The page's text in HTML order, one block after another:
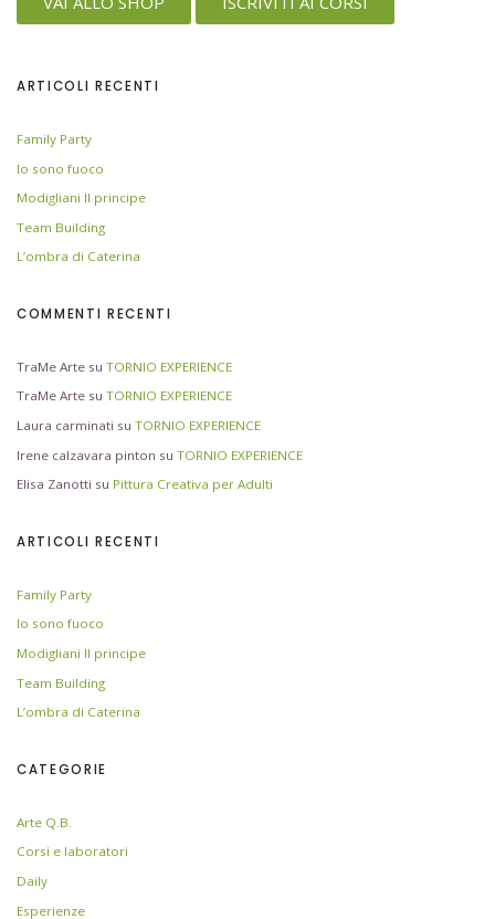
ARTICOLI RECENTI
Family Party
Io sono fuoco
Modigliani Il principe
Team Building
L’ombra di Caterina
COMMENTI RECENTI
TraMe Arte su TORNIO EXPERIENCE
TraMe Arte su TORNIO EXPERIENCE
Laura carminati su TORNIO EXPERIENCE
Irene calzavara pinton su TORNIO EXPERIENCE
Elisa Zanotti su Pittura Creativa per Adulti
ARTICOLI RECENTI
Family Party
Io sono fuoco
Modigliani Il principe
Team Building
L’ombra di Caterina
CATEGORIE
Arte Q.B.
Corsi e laboratori
Daily
Esperienze